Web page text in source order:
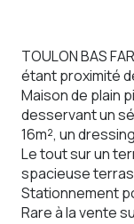
TOULON BAS
étant proximité
Maison de plain
desservant un
16m², un
Le tout sur un
spacieuse
Stationnement
Rare à la vente